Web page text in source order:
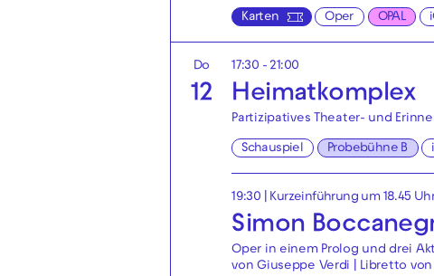
Karten Oper OPAL
Do
12
17:30 - 21:00
Heimatkomplex
Partizipatives Theater- und
Schauspiel Probebühne B
19:30 | Kurzeinführung um 18.45
Simon
Oper in einem Prolog und drei
von Giuseppe Verdi | Libretto